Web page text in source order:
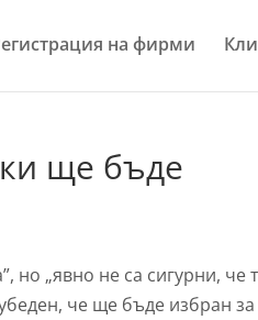
на фирми
ще бъде
но „явно не са сигурни, че
че ще бъде избран за